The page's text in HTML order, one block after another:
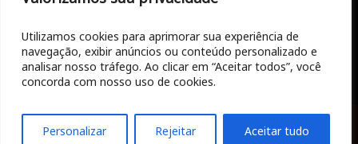
Utilizamos cookies para aprimorar sua experiência de
navegação, exibir anúncios ou conteúdo personalizado e
analisar nosso tráfego. Ao clicar em “Aceitar todos”, você
concorda com nosso uso de cookies.
Personalizar Rejeitar Aceitar tudo
Doações
Entre em contato
© 2022 ConhecerDeus.org.br . All rights reserved. Jesus.net
Privacy Policy